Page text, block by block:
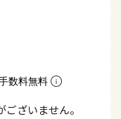
数料無料
ざいません。